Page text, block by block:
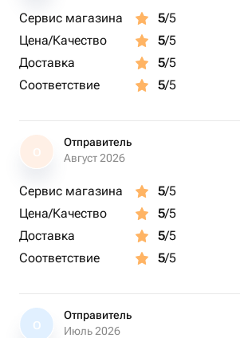
Сервис магазина 5/5
Цена/Качество
5/5
Доставка
5/5
Соответствие
5/5
О
Отправитель
Август 2026
Сервис магазина 5/5
Цена/Качество
5/5
Доставка
5/5
Соответствие
5/5
О
Отправитель
Июль 2026